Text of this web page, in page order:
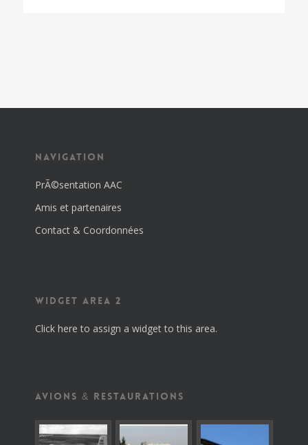
NAVIGATION
PrÃ©sentation AAC
Amis et partenaires
Contact & Coordonnées
WIDGET AREA 2
Click here to assign a widget to this area.
AVIONS & RESTAURATIONS